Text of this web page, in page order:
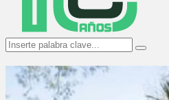
Search
for:
Search